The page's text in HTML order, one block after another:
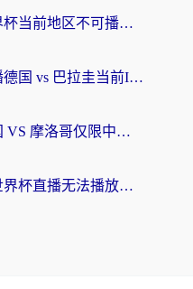
在加拿大看抖音世界杯当前地区不可播放？海外党体育观赛终极指南
在海外看世界杯直播德国 vs 巴拉圭当前IP受限制？这篇指南帮你轻松解决地区限制
在国外看世界杯法国 VS 摩洛哥仅限中国大陆？别让地域限制拦下你的欢呼
在澳大利亚看抖音世界杯直播无法播放？海外党体育观赛终极指南来了！